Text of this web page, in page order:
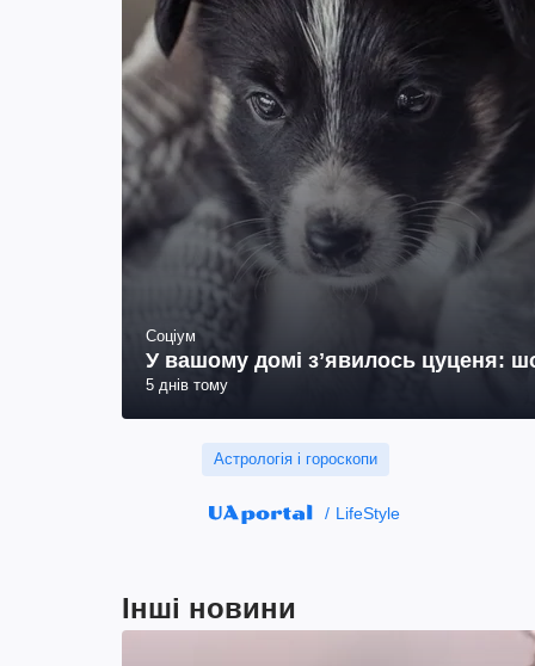
Соціум
У вашому домі зʼявилось цуценя:
5 днів тому
Астрологія і гороскопи
LifeStyle
Інші новини